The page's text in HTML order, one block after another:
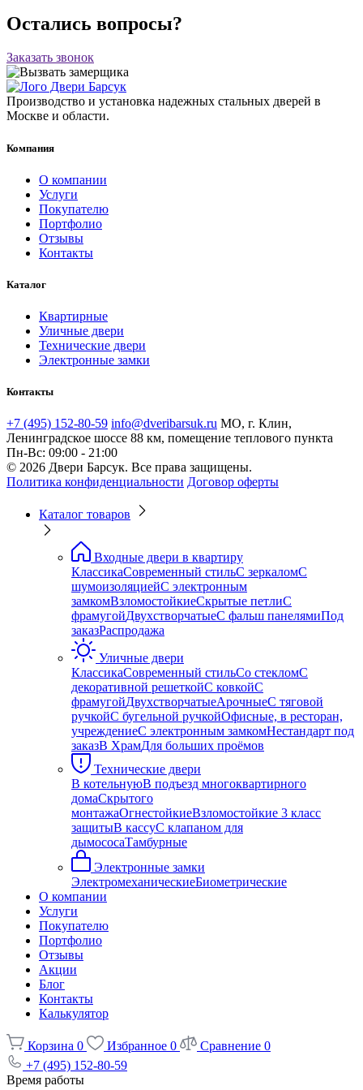
Остались вопросы?
Заказать звонок
Производство и установка надежных стальных дверей в
Москве и области.
Компания
О компании
Услуги
Покупателю
Портфолио
Отзывы
Контакты
Каталог
Квартирные
Уличные двери
Технические двери
Электронные замки
Контакты
+7 (495) 152-80-59 info@dveribarsuk.ru МО, г. Клин,
Ленинградское шоссе 88 км, помещение теплового пункта
Пн-Вс: 09:00 - 21:00
© 2026 Двери Барсук. Все права защищены.
Политика конфиденциальности Договор оферты
Каталог товаров
Входные двери в квартиру
КлассикаСовременный стильС зеркаломС
шумоизоляциейС электронным
замкомВзломостойкиеСкрытые петлиС
фрамугойДвухстворчатыеС фальш панелямиПод
заказРаспродажа
Уличные двери
КлассикаСовременный стильСо стекломС
декоративной решеткойС ковкойС
фрамугойДвухстворчатыеАрочныеС тяговой
ручкойС бугельной ручкойОфисные, в ресторан,
учреждениеС электронным замкомНестандарт под
заказВ ХрамДля больших проёмов
Технические двери
В котельнуюВ подъезд многоквартирного
домаСкрытого
монтажаОгнестойкиеВзломостойкие 3 класс
защитыВ кассуС клапаном для
дымососаТамбурные
Электронные замки
ЭлектромеханическиеБиометрические
О компании
Услуги
Покупателю
Портфолио
Отзывы
Акции
Блог
Контакты
Калькулятор
Корзина 0 Избранное 0 Сравнение 0
+7 (495) 152-80-59
Время работы